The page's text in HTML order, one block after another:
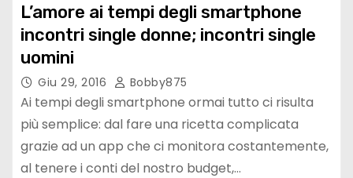
L’amore ai tempi degli smartphone
incontri single donne; incontri single
uomini
Giu 29, 2016 Bobby875
Ai tempi degli smartphone ormai tutto ci risulta
più semplice: dal fare una ricetta complicata
grazie ad un app che ci monitora costantemente,
al tenere i conti del nostro budget,…